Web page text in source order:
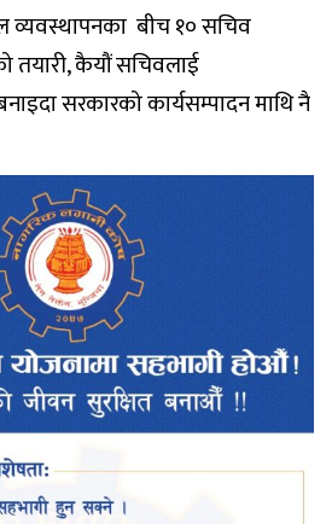
व्यवस्थापनका बीच १० सचिव
तयारी, कैयौं सचिवलाई
सरकारको कार्यसम्पादन माथि नै